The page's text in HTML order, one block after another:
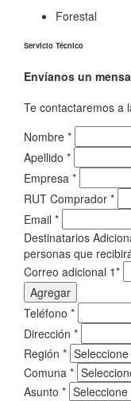
Forestal
Servicio Técnico
Envíanos un
Te contactaremos a
Nombre *
Apellido *
Empresa *
RUT Comprador *
Email *
Destinatarios
personas que
Correo adicional 1*
Agregar
Teléfono *
Dirección *
Región *
Comuna *
Asunto *